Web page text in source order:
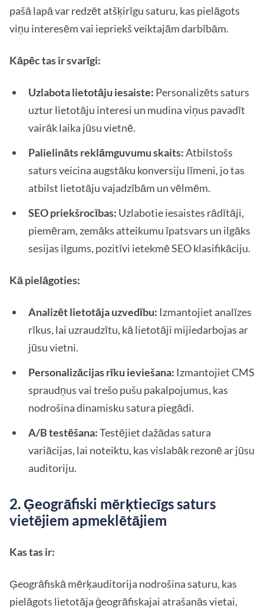
pašā lapā var redzēt atšķirīgu saturu, kas pielāgots
viņu interesēm vai iepriekš veiktajām darbībām.
Kāpēc tas ir svarīgi:
Uzlabota lietotāju iesaiste: Personalizēts saturs
uztur lietotāju interesi un mudina viņus pavadīt
vairāk laika jūsu vietnē.
Palielināts reklāmguvumu skaits:Atbilstošs
saturs veicina augstāku konversiju līmeni, jo tas
atbilst lietotāju vajadzībām un vēlmēm.
SEO priekšrocības: Uzlabotie iesaistes rādītāji,
piemēram, zemāks atteikumu īpatsvars un ilgāks
sesijas ilgums, pozitīvi ietekmē SEO klasifikāciju.
Kā pielāgoties:
Analizēt lietotāja uzvedību: Izmantojiet analīzes
rīkus, lai uzraudzītu, kā lietotāji mijiedarbojas ar
jūsu vietni.
Personalizācijas rīku ieviešana: Izmantojiet CMS
spraudņus vai trešo pušu pakalpojumus, kas
nodrošina dinamisku satura piegādi.
A/B testēšana:Testējiet dažādas satura
variācijas, lai noteiktu, kas vislabāk rezonē ar jūsu
auditoriju.
2. Ģeogrāfiski mērķtiecīgs saturs
vietējiem apmeklētājiem
Kas tas ir:
Ģeogrāfiskā mērķauditorija nodrošina saturu, kas
pielāgots lietotāja ģeogrāfiskajai atrašanās vietai,